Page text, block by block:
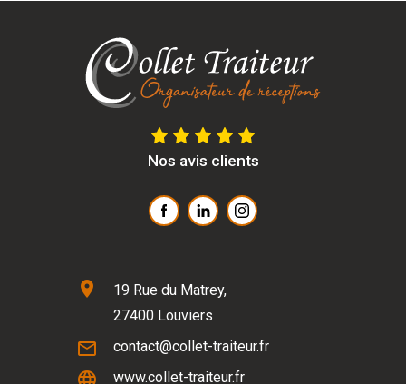
Nos avis clients
location_on
19 Rue du Matrey,
27400 Louviers
mail_outline contact@collet-traiteur.fr
language www.collet-traiteur.fr